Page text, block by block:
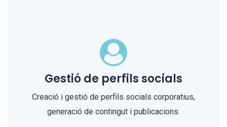
Gestió de perfils socials
Creació i gestió de perfils socials corporatius,
generació de contingut i publicacions.